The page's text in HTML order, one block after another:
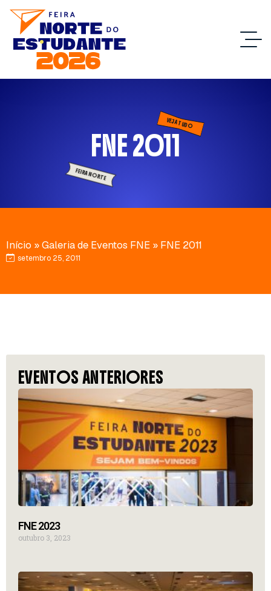
FEIRA NORTE
VEJA TUDO
FNE 2011
Início »Galeria de Eventos FNE » FNE 2011
setembro 25, 2011
EVENTOS ANTERIORES
FNE 2023
outubro 3, 2023